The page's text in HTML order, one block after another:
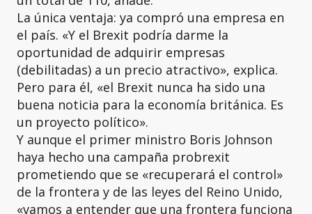
La única ventaja: ya compró una empresa en
el país. «Y el Brexit podría darme la
oportunidad de adquirir empresas
(debilitadas) a un precio atractivo», explica.
Pero para él, «el Brexit nunca ha sido una
buena noticia para la economía británica. Es
un proyecto político».
Y aunque el primer ministro Boris Johnson
haya hecho una campaña probrexit
prometiendo que se «recuperará el control»
de la frontera y de las leyes del Reino Unido,
«vamos a entender que una frontera funciona